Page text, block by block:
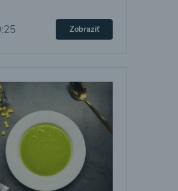
Zobraziť